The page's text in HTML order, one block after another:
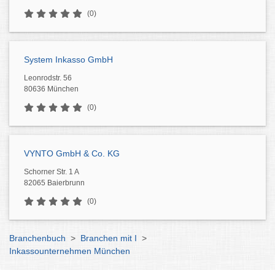
(0)
System Inkasso GmbH
Leonrodstr. 56
80636 München
(0)
VYNTO GmbH & Co. KG
Schorner Str. 1 A
82065 Baierbrunn
(0)
Branchenbuch > Branchen mit I >
Inkassounternehmen München